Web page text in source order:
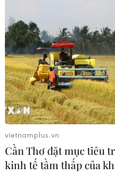
Doanh nghiệp nhỏ và
thấp hơn ít nhất 1%/năm
10/08/2026 09:26
vietnamplus.vn
Cần Thơ đặt mục tiêu
kinh tế tầm thấp của